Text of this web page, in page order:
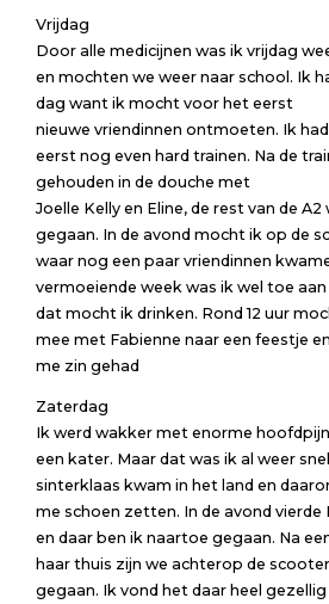
Vrijdag
Door alle medicijnen was ik vrijdag
en mochten we weer naar school. Ik
dag want ik mocht voor het eerst
nieuwe vriendinnen ontmoeten. Ik
eerst nog even hard trainen. Na de
gehouden in de douche met
Joelle Kelly en Eline, de rest van de A2
gegaan. In de avond mocht ik op de
waar nog een paar vriendinnen
vermoeiende week was ik wel toe
dat mocht ik drinken. Rond 12 uur
mee met Fabienne naar een feestje
me zin gehad
Zaterdag
Ik werd wakker met enorme
een kater. Maar dat was ik al weer
sinterklaas kwam in het land en
me schoen zetten. In de avond vierde
en daar ben ik naartoe gegaan. Na
haar thuis zijn we achterop de
gegaan. Ik vond het daar heel